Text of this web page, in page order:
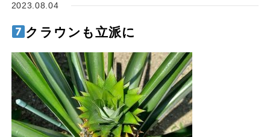
2023.08.04
クラウンも立派に